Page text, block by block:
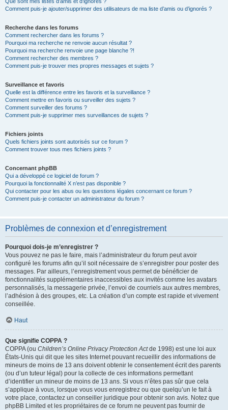
Comment puis-je ajouter/supprimer des utilisateurs de ma liste d’amis ou d’ignorés ?
Recherche dans les forums
Comment rechercher dans les forums ?
Pourquoi ma recherche ne renvoie aucun résultat ?
Pourquoi ma recherche renvoie une page blanche ?!
Comment rechercher des membres ?
Comment puis-je trouver mes propres messages et sujets ?
Surveillance et favoris
Quelle est la différence entre les favoris et la surveillance ?
Comment mettre en favoris ou surveiller des sujets ?
Comment surveiller des forums ?
Comment puis-je supprimer mes surveillances de sujets ?
Fichiers joints
Quels fichiers joints sont autorisés sur ce forum ?
Comment trouver tous mes fichiers joints ?
Concernant phpBB
Qui a développé ce logiciel de forum ?
Pourquoi la fonctionnalité X n’est pas disponible ?
Qui contacter pour les abus ou les questions légales concernant ce forum ?
Comment puis-je contacter un administrateur du forum ?
Problèmes de connexion et d’enregistrement
Pourquoi dois-je m’enregistrer ?
Vous pouvez ne pas le faire, mais l’administrateur du forum peut avoir
configuré les forums afin qu’il soit nécessaire de s’enregistrer pour poster des
messages. Par ailleurs, l’enregistrement vous permet de bénéficier de
fonctionnalités supplémentaires inaccessibles aux invités comme les avatars
personnalisés, la messagerie privée, l’envoi de courriels aux autres membres,
l’adhésion à des groupes, etc. La création d’un compte est rapide et vivement
conseillée.
Haut
Que signifie COPPA ?
COPPA (ou Children’s Online Privacy Protection Actde 1998) est une loi aux
États-Unis qui dit que les sites Internet pouvant recueillir des informations de
mineurs de moins de 13 ans doivent obtenir le consentement écrit des parents
(ou d’un tuteur légal) pour la collecte de ces informations permettant
d’identifier un mineur de moins de 13 ans. Si vous n’êtes pas sûr que cela
s’applique à vous, lorsque vous vous enregistrez ou que quelqu’un le fait à
votre place, contactez un conseiller juridique pour obtenir son avis. Notez que
phpBB Limited et les propriétaires de ce forum ne peuvent pas fournir de